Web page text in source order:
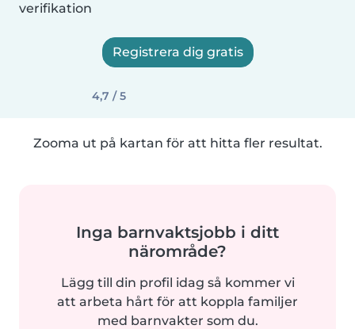
verifikation
Registrera dig gratis
4,7 / 5
Zooma ut på kartan för att hitta fler resultat.
Inga barnvaktsjobb i ditt
närområde?
Lägg till din profil idag så kommer vi
att arbeta hårt för att koppla familjer
med barnvakter som du.